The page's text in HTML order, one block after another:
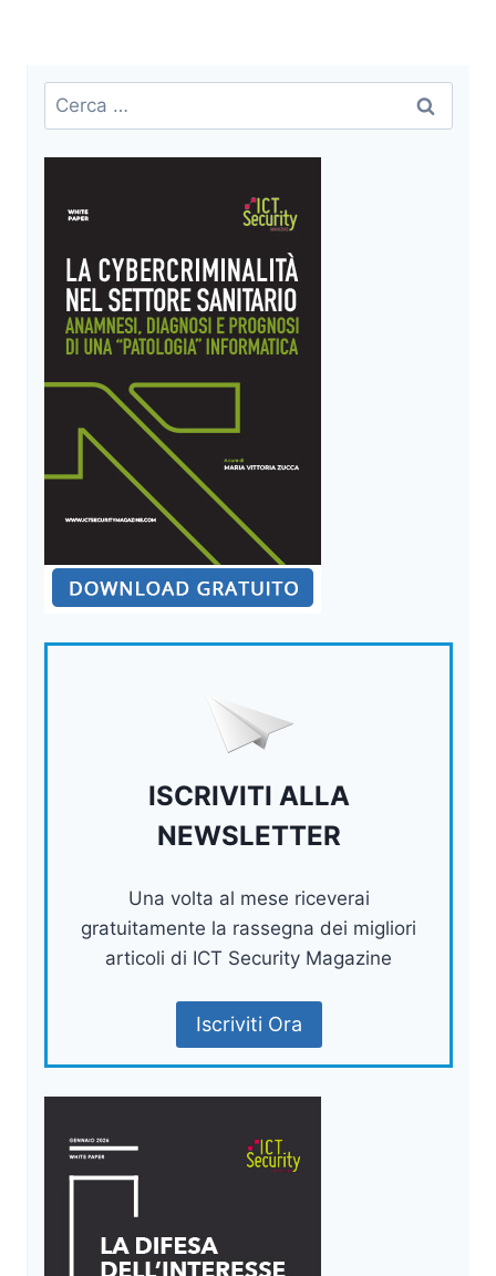
Ricerca
per:
ISCRIVITI ALLA
NEWSLETTER
Una volta al mese riceverai
gratuitamente la rassegna dei migliori
articoli di ICT Security Magazine
Iscriviti Ora